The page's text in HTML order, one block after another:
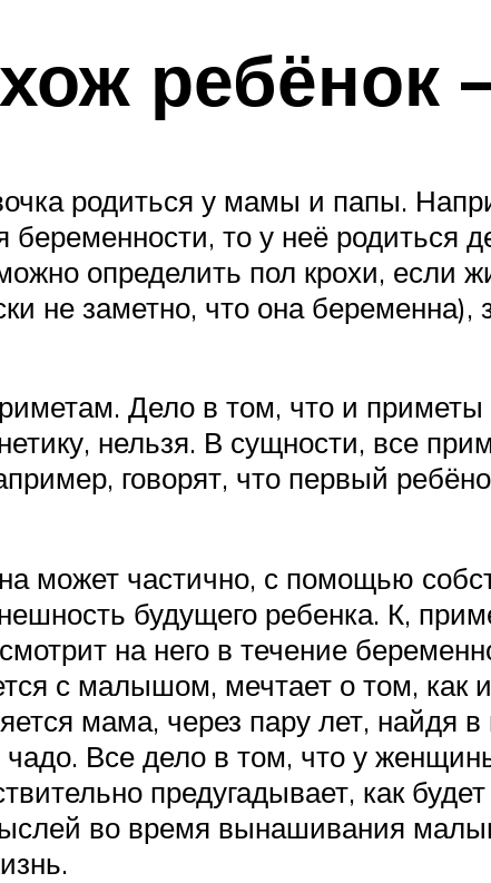
родиться у мамы и папы.
то у неё родиться
определить пол крохи, если
не заметно, что она беременна),
Дело в том, что и
нельзя. В сущности, все
говорят, что первый
может частично, с помощью
будущего ребенка. К,
на него в течение
с малышом, мечтает о том, как
мама, через пару лет,
Все дело в том, что у
предугадывает, как
во время вынашивания